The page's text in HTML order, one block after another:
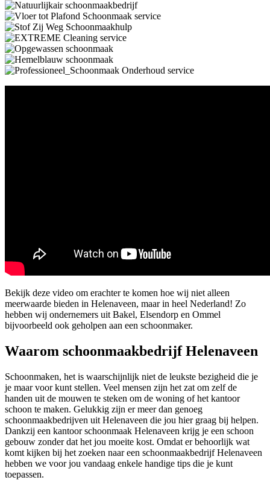
Bekijk deze video om erachter te komen hoe wij niet alleen
meerwaarde bieden in Helenaveen, maar in heel Nederland! Zo
hebben wij ondernemers uit Bakel, Elsendorp en Ommel
bijvoorbeeld ook geholpen aan een schoonmaker.
Waarom schoonmaakbedrijf Helenaveen
Schoonmaken, het is waarschijnlijk niet de leukste bezigheid die je
je maar voor kunt stellen. Veel mensen zijn het zat om zelf de
handen uit de mouwen te steken om de woning of het kantoor
schoon te maken. Gelukkig zijn er meer dan genoeg
schoonmaakbedrijven uit Helenaveen die jou hier graag bij helpen.
Dankzij een kantoor schoonmaak Helenaveen krijg je een schoon
gebouw zonder dat het jou moeite kost. Omdat er behoorlijk wat
komt kijken bij het zoeken naar een schoonmaakbedrijf Helenaveen
hebben we voor jou vandaag enkele handige tips die je kunt
toepassen.